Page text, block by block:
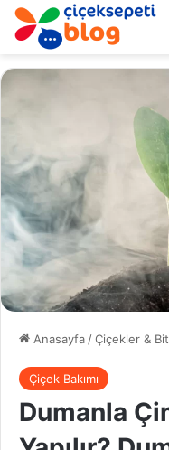
Anasayfa /Çiçekler &
Çiçek Bakımı
Dumanla